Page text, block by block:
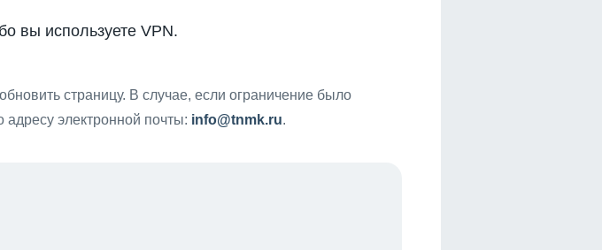
вы используете VPN.
страницу. В случае, если ограничение было
электронной почты: info@tnmk.ru.